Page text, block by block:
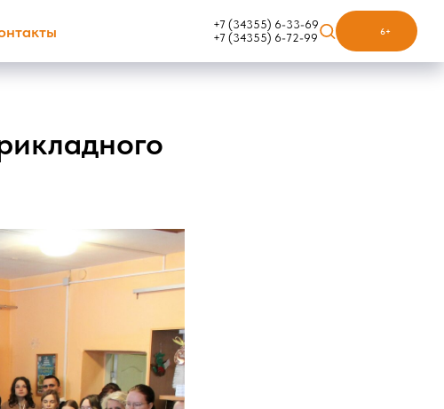
+7 (34355) 6-33-69
+7 (34355) 6-72-99
6+